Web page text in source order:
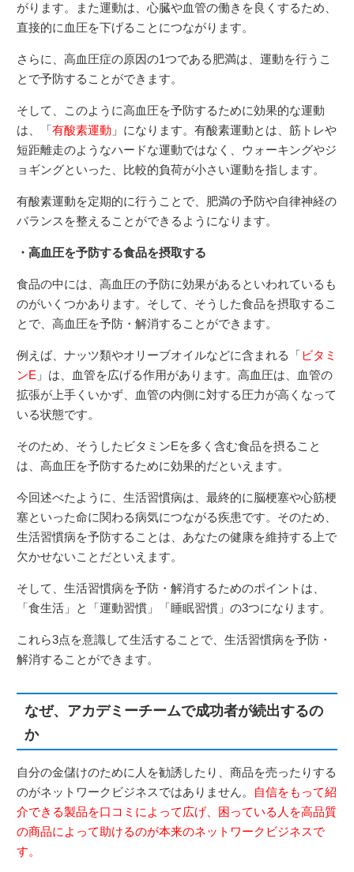
がります。また運動は、心臓や血管の働きを良くするため、
直接的に血圧を下げることにつながります。
さらに、高血圧症の原因の1つである肥満は、運動を行うこ
とで予防することができます。
そして、このように高血圧を予防するために効果的な運動
は、「有酸素運動 」になります。有酸素運動とは、筋トレや
短距離走のようなハードな運動ではなく、ウォーキングやジ
ョギングといった、比較的負荷が小さい運動を指します。
有酸素運動を定期的に行うことで、肥満の予防や自律神経の
バランスを整えることができるようになります。
・高血圧を予防する食品を摂取する
食品の中には、高血圧の予防に効果があるといわれているも
のがいくつかあります。そして、そうした食品を摂取するこ
とで、高血圧を予防・解消することができます。
例えば、ナッツ類やオリーブオイルなどに含まれる「ビタミ
ンE 」は、血管を広げる作用があります。高血圧は、血管の
拡張が上手くいかず、血管の内側に対する圧力が高くなって
いる状態です。
そのため、そうしたビタミンEを多く含む食品を摂ること
は、高血圧を予防するために効果的だといえます。
今回述べたように、生活習慣病は、最終的に脳梗塞や心筋梗
塞といった命に関わる病気につながる疾患です。そのため、
生活習慣病を予防することは、あなたの健康を維持する上で
欠かせないことだといえます。
そして、生活習慣病を予防・解消するためのポイントは、
「食生活」と「運動習慣」「睡眠習慣」の3つになります。
これら3点を意識して生活することで、生活習慣病を予防・
解消することができます。
なぜ、アカデミーチームで成功者が続出するの
か
自分の金儲けのために人を勧誘したり、商品を売ったりする
のがネットワークビジネスではありません。
自信をもって紹
介できる製品を口コミによって広げ、困っている人を高品質
の商品によって助けるのが本来のネットワークビジネスで
す。